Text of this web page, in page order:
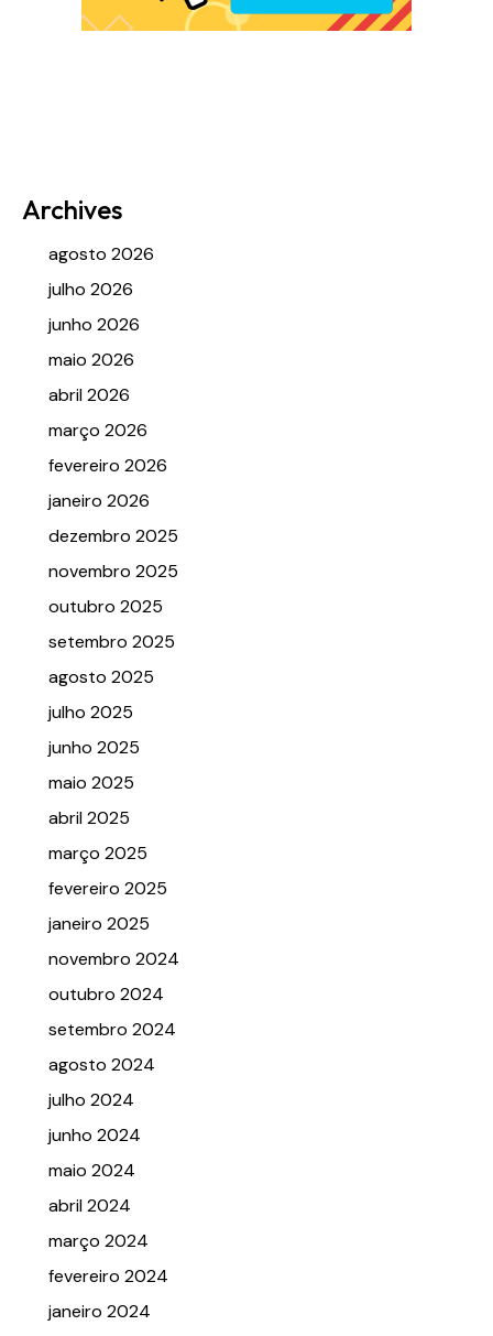
Archives
agosto 2026
julho 2026
junho 2026
maio 2026
abril 2026
março 2026
fevereiro 2026
janeiro 2026
dezembro 2025
novembro 2025
outubro 2025
setembro 2025
agosto 2025
julho 2025
junho 2025
maio 2025
abril 2025
março 2025
fevereiro 2025
janeiro 2025
novembro 2024
outubro 2024
setembro 2024
agosto 2024
julho 2024
junho 2024
maio 2024
abril 2024
março 2024
fevereiro 2024
janeiro 2024